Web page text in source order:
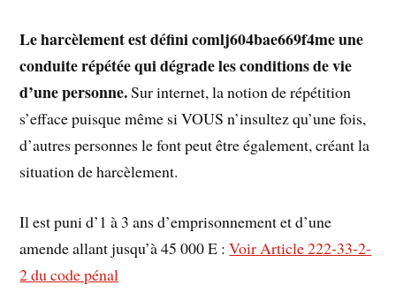
Le harcèlement est défini comlj604bae669f4me une
conduite répétée qui dégrade les conditions de vie
d’une personne.Sur internet, la notion de répétition
s’efface puisque même si VOUS n’insultez qu’une fois,
d’autres personnes le font peut être également, créant la
situation de harcèlement.
Il est puni d’1 à 3 ans d’emprisonnement et d’une
amende allant jusqu’à 45 000 E :Voir Article 222-33-2-
2 du code pénal